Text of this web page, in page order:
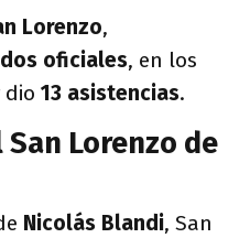
Lorenzo,
oficiales, en los
dio 13 asistencias.
Lorenzo de
Nicolás Blandi, San